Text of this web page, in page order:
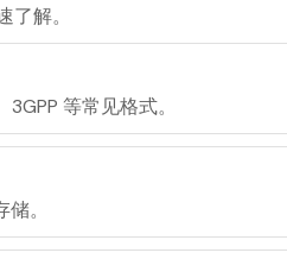
解。
等常见格式。
。